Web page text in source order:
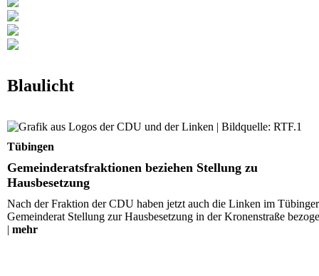
Blaulicht
Gemeinderatsfraktionen beziehen Stellung zu
Hausbesetzung
Tübingen
Gemeinderatsfraktionen beziehen Stellung zu
Hausbesetzung
Nach der Fraktion der CDU haben jetzt auch die Linken im Tübinger
Gemeinderat Stellung zur Hausbesetzung in der Kronenstraße
| mehr